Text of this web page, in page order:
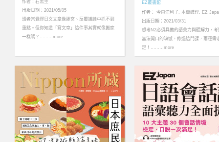
作者：石黑圭
出版日期：2021/05/05
讀者常覺得日文文章像迷宮、反覆議論中抓不到
重點。但你知道「寫文章」這件事其實就像搬家
一樣嗎？………more
EZ叢書館
作者： 今泉江利子, 本間岐理, EZ
出版日期：2021/03/31
想考N2必須具備的語彙力與聽解力，考
無法開口的缺憾，修過這門課，兩種需
足！………more